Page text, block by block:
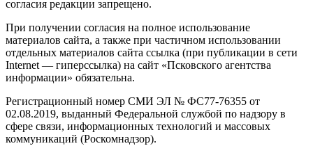
согласия редакции запрещено.
При получении согласия на полное использование
материалов сайта, а также при частичном использовании
отдельных материалов сайта ссылка (при публикации в сети
Internet — гиперссылка) на сайт «Псковского агентства
информации» обязательна.
Регистрационный номер СМИ ЭЛ № ФС77-76355 от
02.08.2019, выданный Федеральной службой по надзору в
сфере связи, информационных технологий и массовых
коммуникаций (Роскомнадзор).